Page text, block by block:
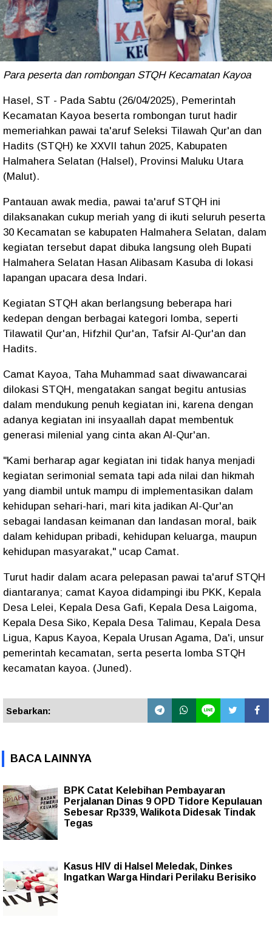
Para peserta dan rombongan STQH Kecamatan Kayoa
Hasel, ST - Pada Sabtu (26/04/2025), Pemerintah
Kecamatan Kayoa beserta rombongan turut hadir
memeriahkan pawai ta'aruf Seleksi Tilawah Qur'an dan
Hadits (STQH) ke XXVII tahun 2025, Kabupaten
Halmahera Selatan (Halsel), Provinsi Maluku Utara
(Malut).
Pantauan awak media, pawai ta'aruf STQH ini
dilaksanakan cukup meriah yang di ikuti seluruh peserta
30 Kecamatan se kabupaten Halmahera Selatan, dalam
kegiatan tersebut dapat dibuka langsung oleh Bupati
Halmahera Selatan Hasan Alibasam Kasuba di lokasi
lapangan upacara desa Indari.
Kegiatan STQH akan berlangsung beberapa hari
kedepan dengan berbagai kategori lomba, seperti
Tilawatil Qur'an, Hifzhil Qur'an, Tafsir Al-Qur'an dan
Hadits.
Camat Kayoa, Taha Muhammad saat diwawancarai
dilokasi STQH, mengatakan sangat begitu antusias
dalam mendukung penuh kegiatan ini, karena dengan
adanya kegiatan ini insyaallah dapat membentuk
generasi milenial yang cinta akan Al-Qur'an.
"Kami berharap agar kegiatan ini tidak hanya menjadi
kegiatan serimonial semata tapi ada nilai dan hikmah
yang diambil untuk mampu di implementasikan dalam
kehidupan sehari-hari, mari kita jadikan Al-Qur'an
sebagai landasan keimanan dan landasan moral, baik
dalam kehidupan pribadi, kehidupan keluarga, maupun
kehidupan masyarakat," ucap Camat.
Turut hadir dalam acara pelepasan pawai ta'aruf STQH
diantaranya; camat Kayoa didampingi ibu PKK, Kepala
Desa Lelei, Kepala Desa Gafi, Kepala Desa Laigoma,
Kepala Desa Siko, Kepala Desa Talimau, Kepala Desa
Ligua, Kapus Kayoa, Kepala Urusan Agama, Da'i, unsur
pemerintah kecamatan, serta peserta lomba STQH
kecamatan kayoa. (Juned).
Sebarkan:
BACA LAINNYA
BPK Catat Kelebihan Pembayaran
Perjalanan Dinas 9 OPD Tidore Kepulauan
Sebesar Rp339, Walikota Didesak Tindak
Tegas
Kasus HIV di Halsel Meledak, Dinkes
Ingatkan Warga Hindari Perilaku Berisiko